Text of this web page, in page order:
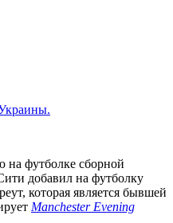
футболке сборной
добавил на футболку
которая является бывшей
Manchester Evening